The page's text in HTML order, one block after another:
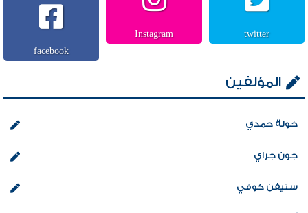
twitter
Instagram
facebook
المؤلفين
خولة حمدي
جون جراي
ستيفن كوفي